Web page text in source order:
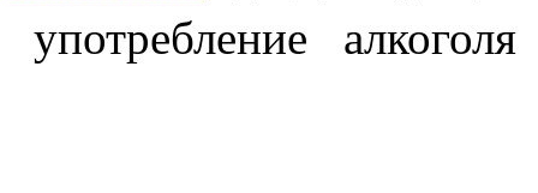
употребление